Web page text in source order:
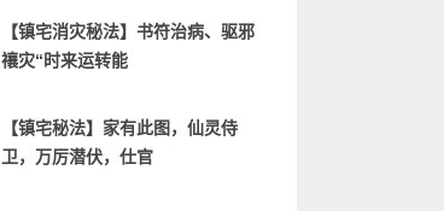
【镇宅消灾秘法】书符治病、驱邪
禳灾“时来运转能
【镇宅秘法】家有此图，仙灵侍
卫，万厉潜伏，仕官